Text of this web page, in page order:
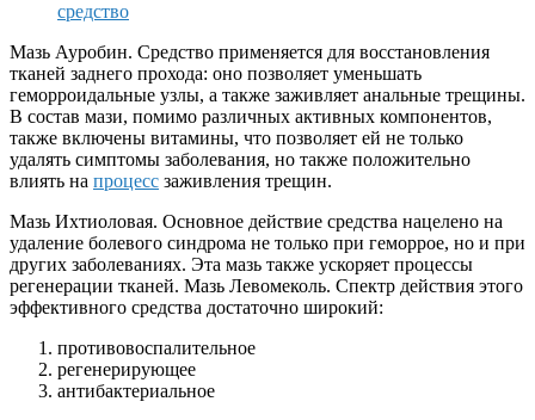
средство
Мазь Ауробин. Средство применяется для восстановления
тканей заднего прохода: оно позволяет уменьшать
геморроидальные узлы, а также заживляет анальные трещины.
В состав мази, помимо различных активных компонентов,
также включены витамины, что позволяет ей не только
удалять симптомы заболевания, но также положительно
влиять на процесс заживления трещин.
Мазь Ихтиоловая. Основное действие средства нацелено на
удаление болевого синдрома не только при геморрое, но и при
других заболеваниях. Эта мазь также ускоряет процессы
регенерации тканей. Мазь Левомеколь. Спектр действия этого
эффективного средства достаточно широкий:
противовоспалительное
регенерирующее
антибактериальное